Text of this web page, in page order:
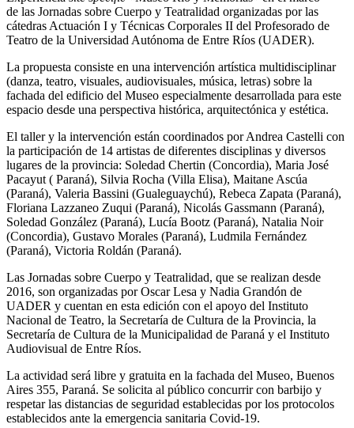
de las Jornadas sobre Cuerpo y Teatralidad organizadas por las
cátedras Actuación I y Técnicas Corporales II del Profesorado de
Teatro de la Universidad Autónoma de Entre Ríos (UADER).
La propuesta consiste en una intervención artística multidisciplinar
(danza, teatro, visuales, audiovisuales, música, letras) sobre la
fachada del edificio del Museo especialmente desarrollada para este
espacio desde una perspectiva histórica, arquitectónica y estética.
El taller y la intervención están coordinados por Andrea Castelli con
la participación de 14 artistas de diferentes disciplinas y diversos
lugares de la provincia: Soledad Chertin (Concordia), Maria José
Pacayut ( Paraná), Silvia Rocha (Villa Elisa), Maitane Ascúa
(Paraná), Valeria Bassini (Gualeguaychú), Rebeca Zapata (Paraná),
Floriana Lazzaneo Zuqui (Paraná), Nicolás Gassmann (Paraná),
Soledad González (Paraná), Lucía Bootz (Paraná), Natalia Noir
(Concordia), Gustavo Morales (Paraná), Ludmila Fernández
(Paraná), Victoria Roldán (Paraná).
Las Jornadas sobre Cuerpo y Teatralidad, que se realizan desde
2016, son organizadas por Oscar Lesa y Nadia Grandón de
UADER y cuentan en esta edición con el apoyo del Instituto
Nacional de Teatro, la Secretaría de Cultura de la Provincia, la
Secretaría de Cultura de la Municipalidad de Paraná y el Instituto
Audiovisual de Entre Ríos.
La actividad será libre y gratuita en la fachada del Museo, Buenos
Aires 355, Paraná. Se solicita al público concurrir con barbijo y
respetar las distancias de seguridad establecidas por los protocolos
establecidos ante la emergencia sanitaria Covid-19.